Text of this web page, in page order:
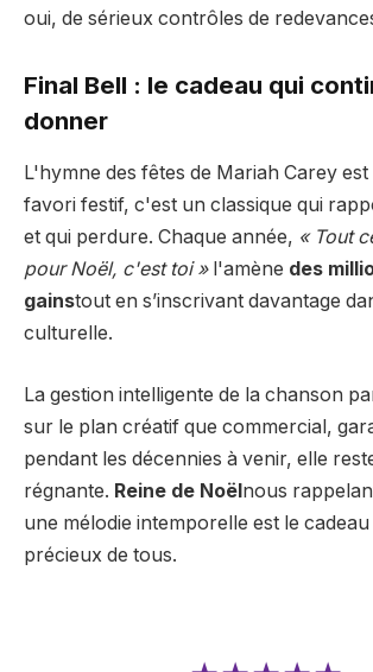
oui, de sérieux contrôles de
Final Bell : le cadeau qui
donner
L'hymne des fêtes de Mariah Carey
favori festif, c'est un classique qui
et qui perdure. Chaque année, « Tout
pour Noël, c'est toi »l'amène des
gainstout en s’inscrivant davantage
culturelle.
La gestion intelligente de la chanson
sur le plan créatif que commercial,
pendant les décennies à venir, elle
régnante. Reine de Noëlnous
une mélodie intemporelle est le
précieux de tous.